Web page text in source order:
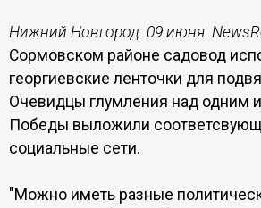
Нижний Новгород. 09 июня.
Сормовском районе садовод
георгиевские ленточки для
Очевидцы глумления над одним
Победы выложили
социальные сети.
"Можно иметь разные